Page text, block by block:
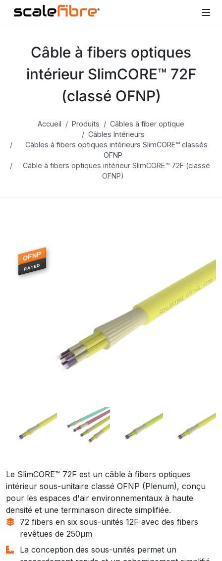
Câble à fibers optiques
intérieur SlimCORE™ 72F
(classé OFNP)
Accueil Produits
Câbles à fiber optique
Câbles Intérieurs
Câbles à fibers optiques intérieurs SlimCORE™ classés
OFNP
Câble à fibers optiques intérieur SlimCORE™ 72F (classé
OFNP)
OFNP
RATED
Le SlimCORE™ 72F est un câble à fibers optiques
intérieur sous-unitaire classé OFNP (Plenum), conçu
pour les espaces d'air environnementaux à haute
densité et une terminaison directe simplifiée.
72 fibers en six sous-unités 12F avec des fibers
revêtues de 250µm
La conception des sous-unités permet un